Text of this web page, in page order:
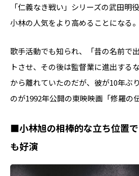
「仁義なき戦い」シリーズの武田明
小林の人気をより高めることになる。
歌手活動でも知られ、「昔の名前で
トさせ、その後は監督業に進出する
から離れていたのだが、彼が10年ぶ
のが1992年公開の東映映画「修羅の
■小林旭の相棒的な立ち位置
も好演